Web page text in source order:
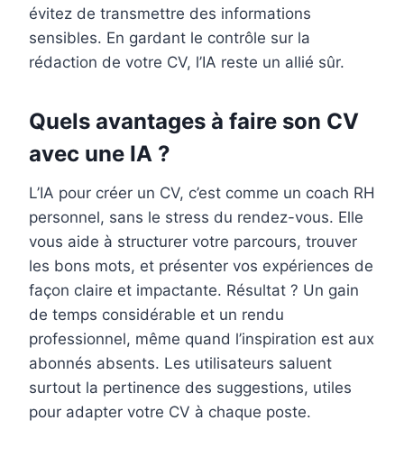
évitez de transmettre des informations
sensibles. En gardant le contrôle sur la
rédaction de votre CV, l’IA reste un allié sûr.
Quels avantages à faire son CV
avec une IA ?
L’IA pour créer un CV, c’est comme un coach RH
personnel, sans le stress du rendez-vous. Elle
vous aide à structurer votre parcours, trouver
les bons mots, et présenter vos expériences de
façon claire et impactante. Résultat ? Un gain
de temps considérable et un rendu
professionnel, même quand l’inspiration est aux
abonnés absents. Les utilisateurs saluent
surtout la pertinence des suggestions, utiles
pour adapter votre CV à chaque poste.